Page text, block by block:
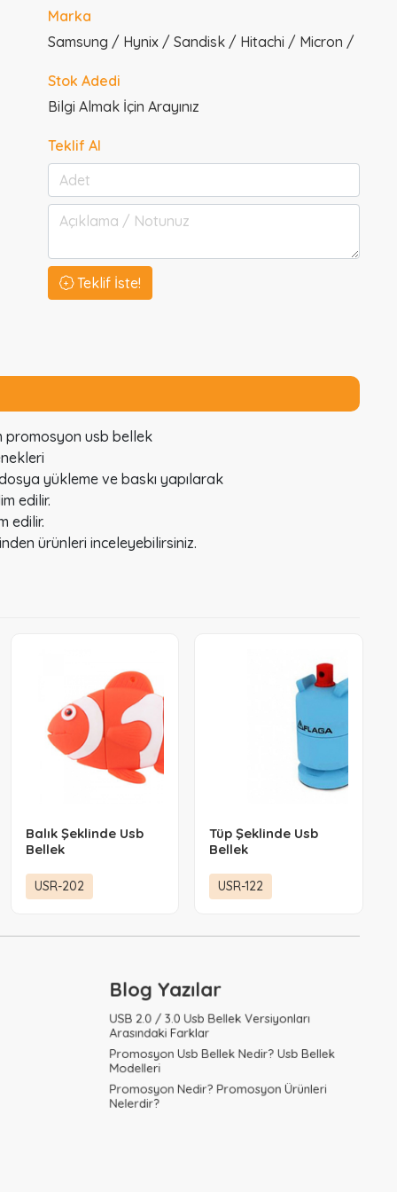
Marka
Samsung / Hynix / Sandisk / Hitachi / Micron /
Stok Adedi
Bilgi Almak İçin Arayınız
Teklif Al
Teklif İste!
promosyon usb bellek
yükleme ve baskı yapılarak
edilir.
edilir.
ürünleri inceleyebilirsiniz.
Balık Şeklinde Usb
Bellek
USR-202
Tüp Şeklinde Usb
Bellek
USR-122
Blog Yazılar
USB 2.0 / 3.0 Usb Bellek Versiyonları
Arasındaki Farklar
Promosyon Usb Bellek Nedir? Usb Bellek
Modelleri
Promosyon Nedir? Promosyon Ürünleri
Nelerdir?